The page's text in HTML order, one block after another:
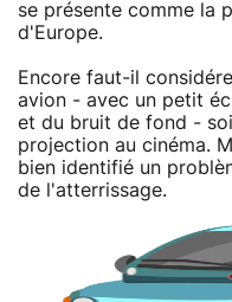
se présente comme la
d'Europe.
Encore faut-il
avion - avec un petit
et du bruit de fond -
projection au cinéma.
bien identifié un
de l'atterrissage.